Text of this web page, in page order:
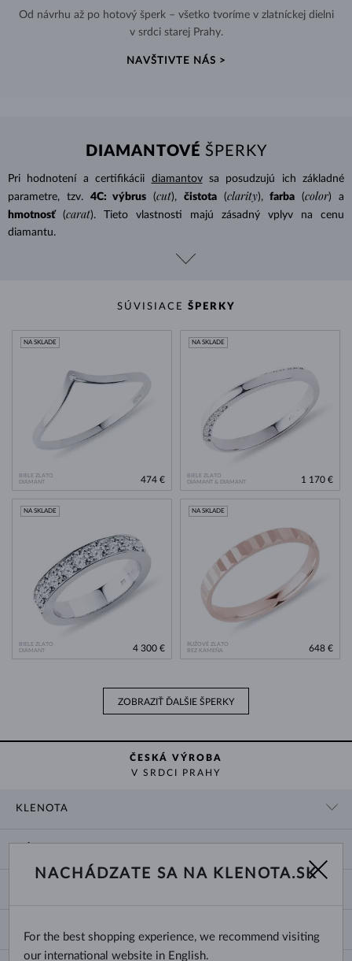
Od návrhu až po hotový šperk – všetko tvoríme v zlatníckej dielni
v srdci starej Prahy.
NAVŠTIVTE NÁS >
DIAMANTOVÉ ŠPERKY
Pri hodnotení a certifikácii diamantovsa posudzujú ich základné
parametre, tzv.
4C: výbrus (cut), čistota (clarity), farba (color) a
hmotnosť
(carat). Tieto vlastnosti majú zásadný vplyv na cenu
diamantu.
SÚVISIACE ŠPERKY
BIELE ZLATO
DIAMANT
NA SKLADE
474 €
BIELE ZLATO
DIAMANT & DIAMANT
NA SKLADE
1 170 €
BIELE ZLATO
DIAMANT
NA SKLADE
4 300 €
RUŽOVÉ ZLATO
BEZ KAMEŇA
NA SKLADE
648 €
ZOBRAZIŤ ĎALŠIE ŠPERKY
ČESKÁ VÝROBA
V SRDCI PRAHY
KLENOTA
O NÁS
DODANIE A PLATBA ZA TOVAR
VÝBER SVADOBNÝCH OBRÚČOK
TYPY A DĹŽKY RETIAZOK
NACHÁDZATE SA NA KLENOTA.SK
For the best shopping experience, we recommend visiting
our international website in English.